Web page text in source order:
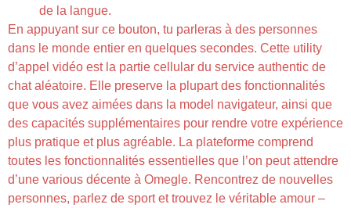
de la langue.
En appuyant sur ce bouton, tu parleras à des personnes
dans le monde entier en quelques secondes. Cette utility
d’appel vidéo est la partie cellular du service authentic de
chat aléatoire. Elle preserve la plupart des fonctionnalités
que vous avez aimées dans la model navigateur, ainsi que
des capacités supplémentaires pour rendre votre expérience
plus pratique et plus agréable. La plateforme comprend
toutes les fonctionnalités essentielles que l’on peut attendre
d’une various décente à Omegle. Rencontrez de nouvelles
personnes, parlez de sport et trouvez le véritable amour –